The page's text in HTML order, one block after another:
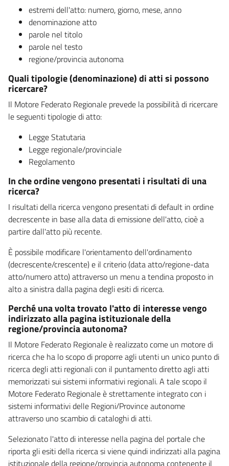
estremi dell'atto: numero, giorno, mese, anno
denominazione atto
parole nel titolo
parole nel testo
regione/provincia autonoma
Quali tipologie (denominazione) di atti si possono
ricercare?
Il Motore Federato Regionale prevede la possibilità di ricercare
le seguenti tipologie di atto:
Legge Statutaria
Legge regionale/provinciale
Regolamento
In che ordine vengono presentati i risultati di una
ricerca?
I risultati della ricerca vengono presentati di default in ordine
decrescente in base alla data di emissione dell'atto, cioè a
partire dall'atto più recente.
È possibile modificare l'orientamento dell'ordinamento
(decrescente/crescente) e il criterio (data atto/regione-data
atto/numero atto) attraverso un menu a tendina proposto in
alto a sinistra dalla pagina degli esiti di ricerca.
Perché una volta trovato l'atto di interesse vengo
indirizzato alla pagina istituzionale della
regione/provincia autonoma?
Il Motore Federato Regionale è realizzato come un motore di
ricerca che ha lo scopo di proporre agli utenti un unico punto di
ricerca degli atti regionali con il puntamento diretto agli atti
memorizzati sui sistemi informativi regionali. A tale scopo il
Motore Federato Regionale è strettamente integrato con i
sistemi informativi delle Regioni/Province autonome
attraverso uno scambio di cataloghi di atti.
Selezionato l'atto di interesse nella pagina del portale che
riporta gli esiti della ricerca si viene quindi indirizzati alla pagina
istituzionale della regione/provincia autonoma contenente il